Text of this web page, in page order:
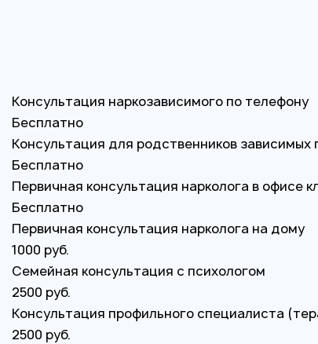
Консультация наркозависимого по телефону
Бесплатно
Консультация для родственников
Бесплатно
Первичная консультация нарколога в офисе
Бесплатно
Первичная консультация нарколога на дому
1000 руб.
Семейная консультация с психологом
2500 руб.
Консультация профильного специалиста
2500 руб.